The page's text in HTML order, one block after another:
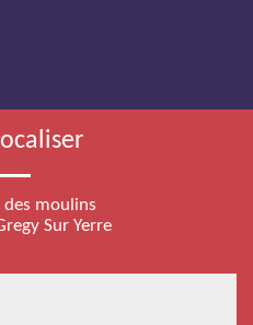
moulins
Sur Yerre